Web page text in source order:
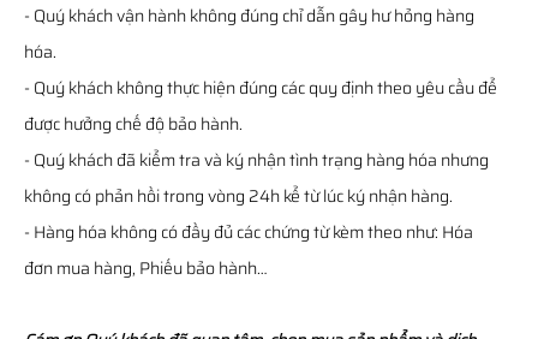
- Quý khách vận hành không đúng chỉ dẫn gây hư hỏng hàng
hóa.
- Quý khách không thực hiện đúng các quy định theo yêu cầu để
được hưởng chế độ bảo hành.
- Quý khách đã kiểm tra và ký nhận tình trạng hàng hóa nhưng
không có phản hồi trong vòng 24h kể từ lúc ký nhận hàng.
- Hàng hóa không có đầy đủ các chứng từ kèm theo như: Hóa
đơn mua hàng, Phiếu bảo hành…